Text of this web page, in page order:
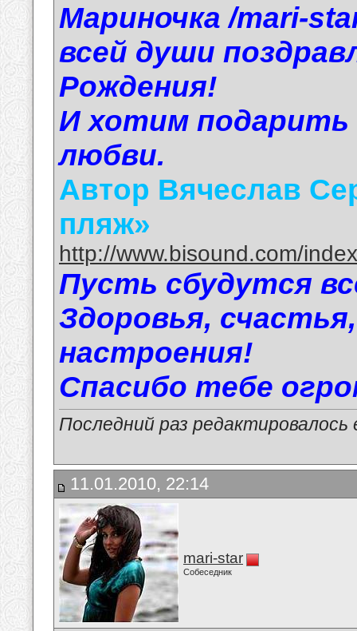
Мариночка /mari-
всей души
Рождения!
И хотим подарить
любви.
Автор Вячеслав
пляж»
http://www.bisound.com/
Пусть сбудутся
Здоровья,
настроения!
Спасибо тебе
Последний раз редактировалось
11.01.2010, 22:14
mari-star
Собеседник